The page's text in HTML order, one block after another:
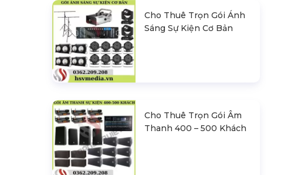
Cho Thuê Trọn Gói Ánh
Sáng Sự Kiện Cơ Bản
Cho Thuê Trọn Gói Âm
Thanh 400 – 500 Khách